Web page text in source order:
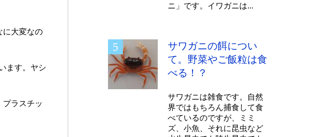
に大変なの
ます。ヤシ
プラスチッ
ニ」です。イワガニは...
サワガニの餌につい
て。野菜やご飯粒は食
べる！？
サワガニは雑食です。自然
界ではもちろん捕食して食
べているのですが、ミミ
ズ、小魚、それに昆虫など